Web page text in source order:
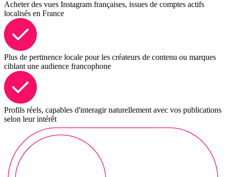
Acheter des vues Instagram françaises, issues de comptes actifs
localisés en France
Plus de pertinence locale pour les créateurs de contenu ou marques
ciblant une audience francophone
Profils réels, capables d'interagir naturellement avec vos publications
selon leur intérêt